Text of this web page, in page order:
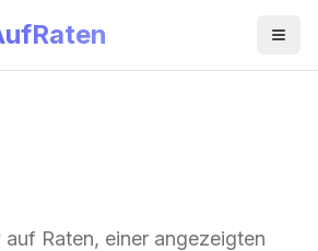
Raten, einer angezeigten